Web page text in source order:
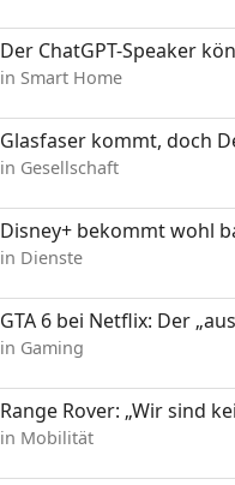
Der ChatGPT-Speaker
in Smart Home
Glasfaser kommt, doch
in Gesellschaft
Disney+ bekommt wohl
in Dienste
GTA 6 bei Netflix: Der
in Gaming
Range Rover: „Wir sind
in Mobilität